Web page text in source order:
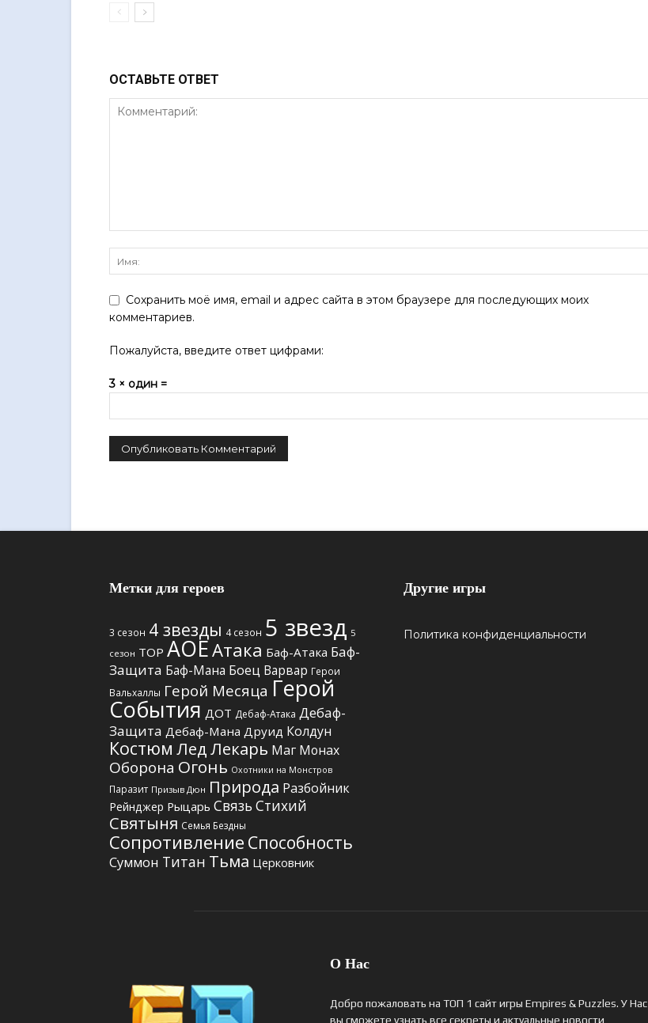
ОСТАВЬТЕ ОТВЕТ
Сохранить моё имя, email и адрес сайта в этом браузере для последующих моих
комментариев.
Пожалуйста, введите ответ цифрами:
3 × один =
Метки для героев
3 сезон 4 звезды 4 сезон 5 звезд 5
сезон TOP АОЕАтака Баф-Атака Баф-
Защита Баф-Мана Боец Варвар Герои
Вальхаллы Герой Месяца Герой
События ДОТ Дебаф-Атака Дебаф-
Защита Дебаф-Мана Друид Колдун
Костюм ЛедЛекарь Маг Монах
Оборона Огонь Охотники на Монстров
Паразит Призыв Дюн Природа Разбойник
Рейнджер Рыцарь Связь Стихий
Святыня Семья Бездны
Сопротивление Способность
Суммон Титан Тьма Церковник
Другие игры
Политика конфиденциальности
О Нас
Добро пожаловать на ТОП 1 сайт игры Empires & Puzzles. У Нас
вы сможете узнать все секреты и актуальные новости,